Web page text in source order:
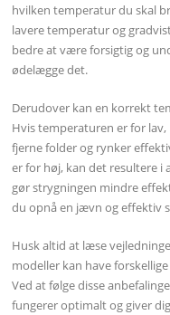
hvilken temperatur du skal
lavere temperatur og
bedre at være forsigtig og
ødelægge det.
Derudover kan en korrekt
Hvis temperaturen er for
fjerne folder og rynker
er for høj, kan det resultere
gør strygningen mindre
du opnå en jævn og effektiv
Husk altid at læse
modeller kan have
Ved at følge disse
fungerer optimalt og giver